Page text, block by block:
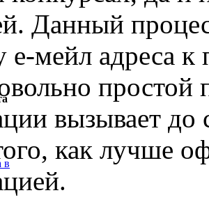
Данный
е-мейл адреса
простой
вызывает
как лучше